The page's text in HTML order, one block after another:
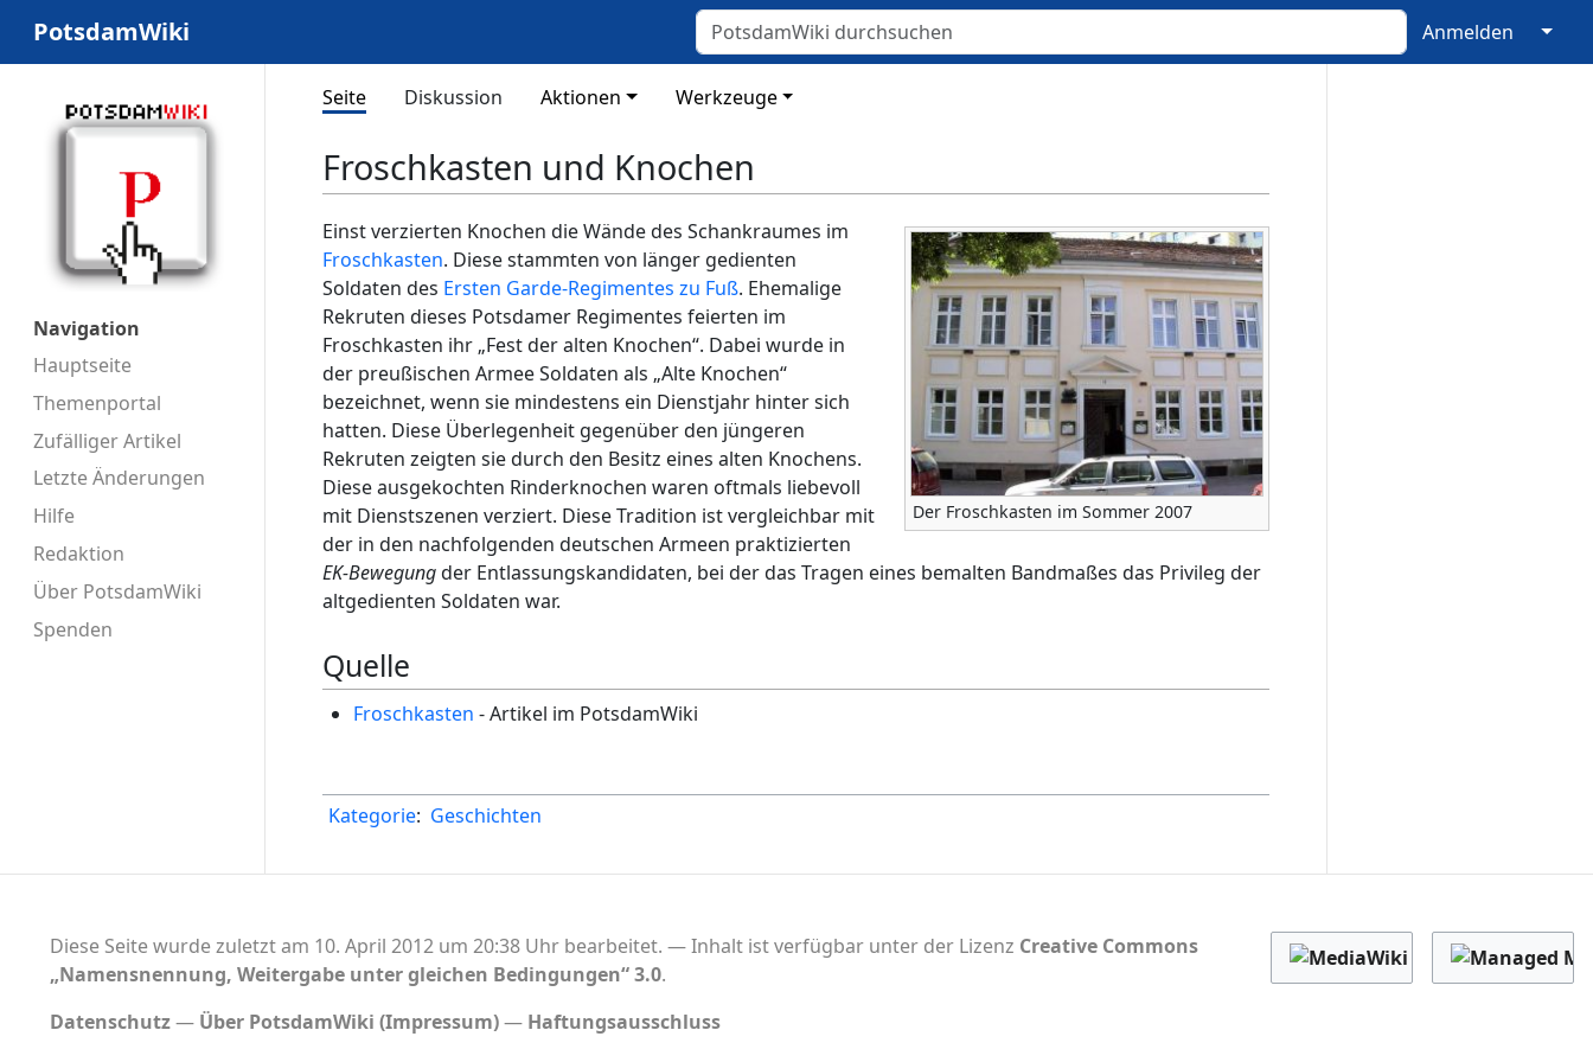
PotsdamWiki Anmelden ↓
Navigation
Hauptseite
Themenportal
Zufälliger Artikel
Letzte Änderungen
Hilfe
Redaktion
Über PotsdamWiki
Spenden
Seite Diskussion Aktionen Werkzeuge
Froschkasten und Knochen
Der Froschkasten im Sommer 2007
Einst verzierten Knochen die Wände des Schankraumes im
Froschkasten. Diese stammten von länger gedienten
Soldaten des Ersten Garde-Regimentes zu Fuß. Ehemalige
Rekruten dieses Potsdamer Regimentes feierten im
Froschkasten ihr „Fest der alten Knochen“. Dabei wurde in
der preußischen Armee Soldaten als „Alte Knochen“
bezeichnet, wenn sie mindestens ein Dienstjahr hinter sich
hatten. Diese Überlegenheit gegenüber den jüngeren
Rekruten zeigten sie durch den Besitz eines alten Knochens.
Diese ausgekochten Rinderknochen waren oftmals liebevoll
mit Dienstszenen verziert. Diese Tradition ist vergleichbar mit
der in den nachfolgenden deutschen Armeen praktizierten
EK-Bewegungder Entlassungskandidaten, bei der das Tragen eines bemalten Bandmaßes das Privileg der
altgedienten Soldaten war.
Quelle
Froschkasten - Artikel im PotsdamWiki
Kategorie: Geschichten
Diese Seite wurde zuletzt am 10. April 2012 um 20:38 Uhr bearbeitet. Inhalt ist verfügbar unter der Lizenz Creative Commons
„Namensnennung, Weitergabe unter gleichen Bedingungen“ 3.0.
Datenschutz
Über PotsdamWiki (Impressum) Haftungsausschluss